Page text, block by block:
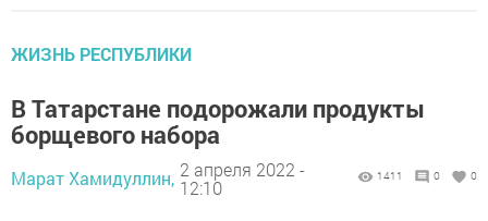
ЖИЗНЬ РЕСПУБЛИКИ
В Татарстане подорожали продукты
борщевого набора
Марат Хамидуллин, 2 апреля 2022 -
12:10
1411 0 0